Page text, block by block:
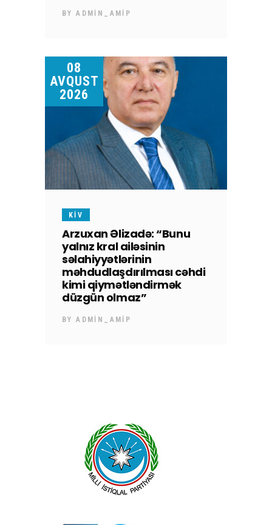
BYADMIN_AMIP
08
AVQUST
2026
KİV
Arzuxan Əlizadə: “Bunu
yalnız kral ailəsinin
səlahiyyətlərinin
məhdudlaşdırılması cəhdi
kimi qiymətləndirmək
düzgün olmaz”
BYADMIN_AMIP